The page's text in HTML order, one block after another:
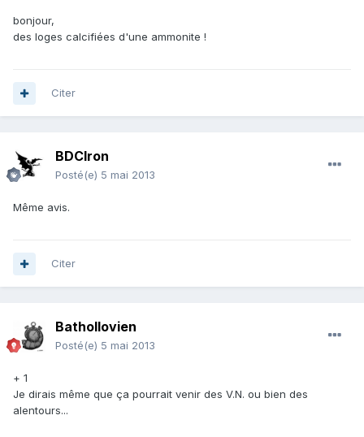
bonjour,
des loges calcifiées d'une ammonite !
Citer
BDCIron
Posté(e) 5 mai 2013
Même avis.
Citer
Bathollovien
Posté(e) 5 mai 2013
+ 1
Je dirais même que ça pourrait venir des V.N. ou bien des
alentours...